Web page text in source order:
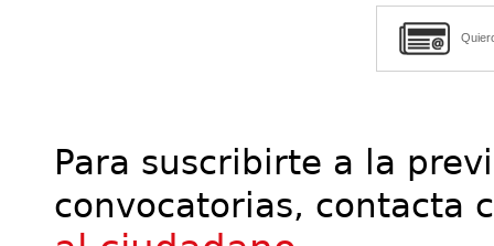
Para suscribirte a la
convocatorias, contacta